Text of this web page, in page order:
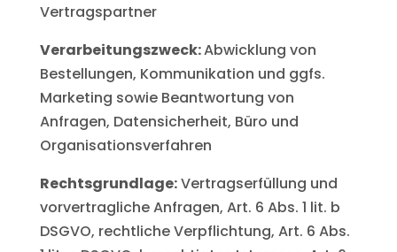
Vertragspartner
Verarbeitungszweck:Abwicklung von
Bestellungen, Kommunikation und ggfs.
Marketing sowie Beantwortung von
Anfragen, Datensicherheit, Büro und
Organisationsverfahren
Rechtsgrundlage:Vertragserfüllung und
vorvertragliche Anfragen, Art. 6 Abs. 1 lit. b
DSGVO, rechtliche Verpflichtung, Art. 6 Abs.